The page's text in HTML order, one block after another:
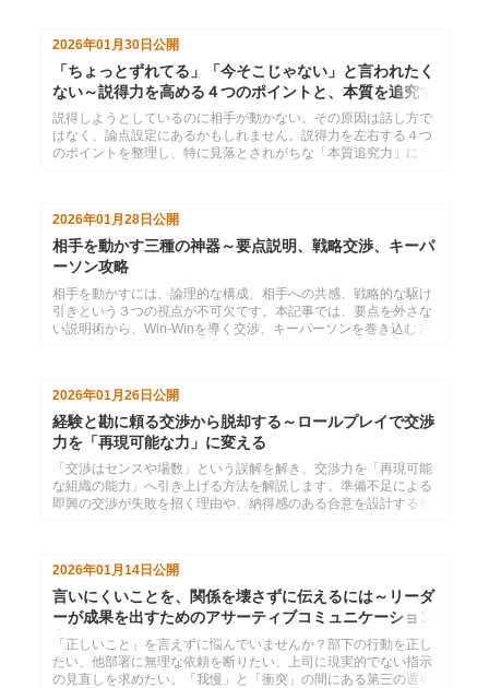
2026年01月30日公開
「ちょっとずれてる」「今そこじゃない」と言われたく
ない～説得力を高める４つのポイントと、本質を追究す
る力
説得しようとしているのに相手が動かない。その原因は話し方で
はなく、論点設定にあるかもしれません。説得力を左右する４つ
のポイントを整理し、特に見落とされがちな「本質追究力」につ
2026年01月28日 公開
相手を動かす三種の神器～要点説明、戦略交渉、キーパ
ーソン攻略
相手を動かすには、論理的な構成、相手への共感、戦略的な駆け
引きという３つの視点が不可欠です。本記事では、要点を外さな
い説明術から、Win-Winを導く交渉、キーパーソンを巻き込むア
2026年01月26日公開
経験と勘に頼る交渉から脱却する～ロールプレイで交渉
力を「再現可能な力」に変える
「交渉はセンスや場数」という誤解を解き、交渉力を「再現可能
な組織の能力」へ引き上げる方法を解説します。準備不足による
即興の交渉が失敗を招く理由や、納得感のある合意を設計するた
2026年01月14日 公開
言いにくいことを、関係を壊さずに伝えるには～リーダ
ーが成果を出すためのアサーティブコミュニケーション
実践法
「正しいこと」を言えずに悩んでいませんか？部下の行動を正し
たい、他部署に無理な依頼を断りたい、上司に現実的でない指示
の見直しを求めたい。「我慢」と「衝突」の間にある第三の選択